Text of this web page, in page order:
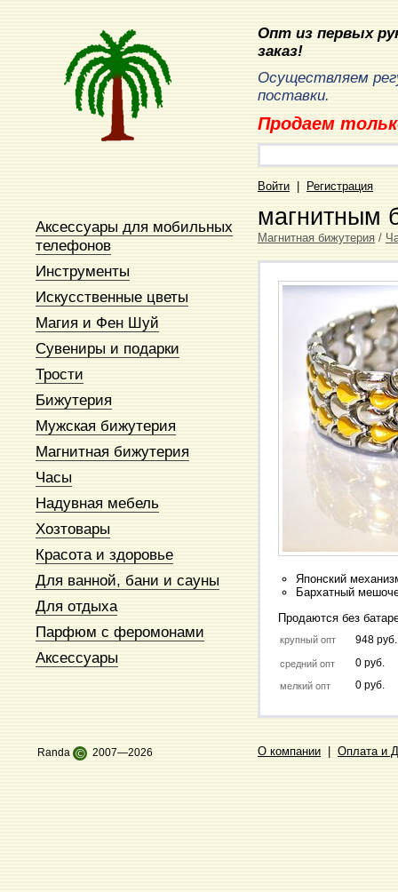
Аксессуары для мобильных
телефонов
Инструменты
Искусственные цветы
Магия и Фен Шуй
Сувениры и подарки
Трости
Бижутерия
Мужская бижутерия
Магнитная бижутерия
Часы
Надувная мебель
Хозтовары
Красота и здоровье
Для ванной, бани и сауны
Для отдыха
Парфюм с феромонами
Аксессуары
Опт из первых
заказ!
Осуществляем
поставки.
Продаем
Войти Регистрация
магнитным
Магнитная бижутерия /
Японский
Бархатный
Продаются без
крупный опт 948 руб.
средний опт 0 руб.
мелкий опт 0 руб.
Randa © 2007—2026 О компании | Оплата и